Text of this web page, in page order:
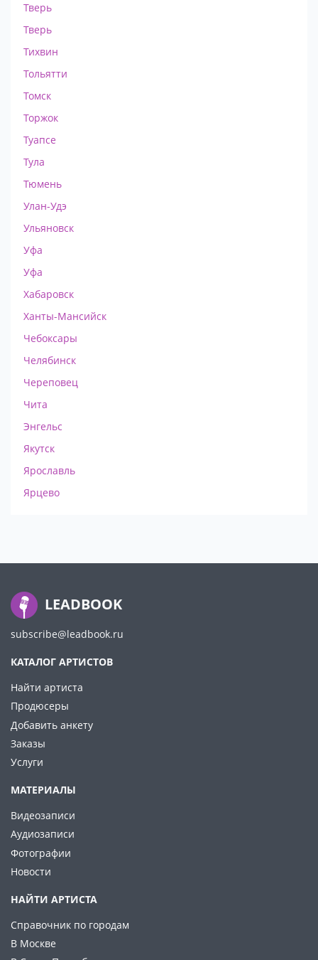
Тверь
Тверь
Тихвин
Тольятти
Томск
Торжок
Туапсе
Тула
Тюмень
Улан-Удэ
Ульяновск
Уфа
Уфа
Хабаровск
Ханты-Мансийск
Чебоксары
Челябинск
Череповец
Чита
Энгельс
Якутск
Ярославль
Ярцево
LEADBOOK
subscribe@leadbook.ru
КАТАЛОГ АРТИСТОВ
Найти артиста
Продюсеры
Добавить анкету
Заказы
Услуги
МАТЕРИАЛЫ
Видеозаписи
Аудиозаписи
Фотографии
Новости
НАЙТИ АРТИСТА
Справочник по городам
В Москве